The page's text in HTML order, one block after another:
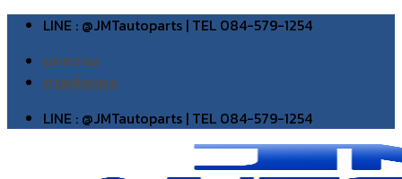
Skip
content
LINE : @JMTautoparts | TEL 084-579-1254
บทความ
ภาพส่งของ
LINE : @JMTautoparts | TEL 084-579-1254